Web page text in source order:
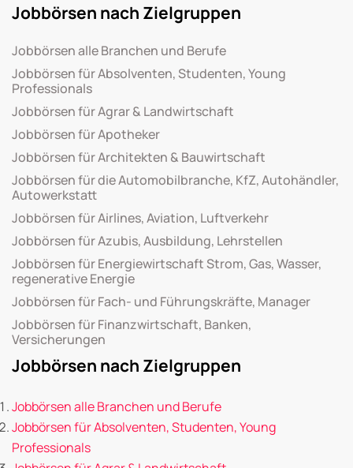
Jobbörsen nach Zielgruppen
Jobbörsen alle Branchen und Berufe
Jobbörsen für Absolventen, Studenten, Young
Professionals
Jobbörsen für Agrar & Landwirtschaft
Jobbörsen für Apotheker
Jobbörsen für Architekten & Bauwirtschaft
Jobbörsen für die Automobilbranche, KfZ, Autohändler,
Autowerkstatt
Jobbörsen für Airlines, Aviation, Luftverkehr
Jobbörsen für Azubis, Ausbildung, Lehrstellen
Jobbörsen für Energiewirtschaft Strom, Gas, Wasser,
regenerative Energie
Jobbörsen für Fach- und Führungskräfte, Manager
Jobbörsen für Finanzwirtschaft, Banken,
Versicherungen
Jobbörsen nach Zielgruppen
Jobbörsen alle Branchen und Berufe
Jobbörsen für Absolventen, Studenten, Young
Professionals